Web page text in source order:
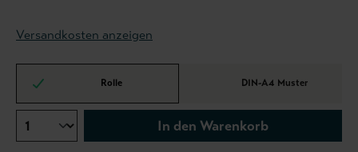
Versandkosten anzeigen
Rolle DIN-A4 Muster
In den Warenkorb